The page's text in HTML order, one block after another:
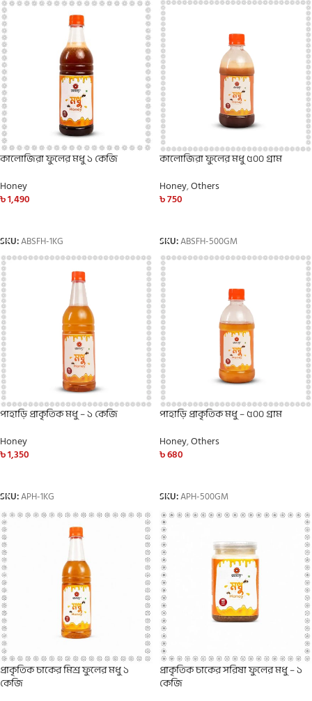
কালোজিরা ফুলের মধু ১ কেজি
Honey
৳1,490
SKU:ABSFH-1KG
কালোজিরা ফুলের মধু ৫০০ গ্রাম
Honey,Others
৳750
SKU:ABSFH-500GM
পাহাড়ি প্রাকৃতিক মধু – ১ কেজি
Honey
৳1,350
SKU:APH-1KG
পাহাড়ি প্রাকৃতিক মধু – ৫০০ গ্রাম
Honey,Others
৳680
SKU:APH-500GM
প্রাকৃতিক চাকের মিশ্র ফুলের মধু ১
কেজি
প্রাকৃতিক চাকের সরিষা ফুলের মধু – ১
কেজি